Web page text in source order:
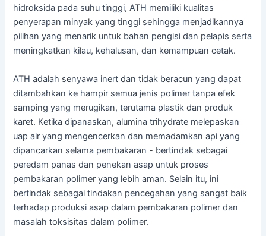
hidroksida pada suhu tinggi, ATH memiliki kualitas
penyerapan minyak yang tinggi sehingga menjadikannya
pilihan yang menarik untuk bahan pengisi dan pelapis serta
meningkatkan kilau, kehalusan, dan kemampuan cetak.
ATH adalah senyawa inert dan tidak beracun yang dapat
ditambahkan ke hampir semua jenis polimer tanpa efek
samping yang merugikan, terutama plastik dan produk
karet. Ketika dipanaskan, alumina trihydrate melepaskan
uap air yang mengencerkan dan memadamkan api yang
dipancarkan selama pembakaran - bertindak sebagai
peredam panas dan penekan asap untuk proses
pembakaran polimer yang lebih aman. Selain itu, ini
bertindak sebagai tindakan pencegahan yang sangat baik
terhadap produksi asap dalam pembakaran polimer dan
masalah toksisitas dalam polimer.